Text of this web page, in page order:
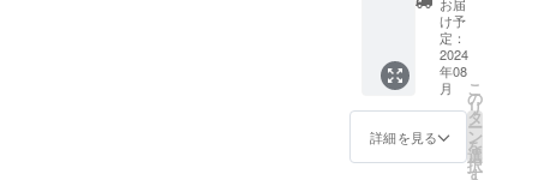
掲載す
るお名
前や企
業名は
審査の
上、第
３者を
お送り
致しま
す。 ＊
支援
時、必
ず備考
欄にエ
本】 ・
出演者
限定サ
イン入
り台本
・エン
ドロー
ルクレ
お届
け予
定：
2024
年08
月
詳細を見る
こ
の
リ
タ
ー
ン
を
選
択
す